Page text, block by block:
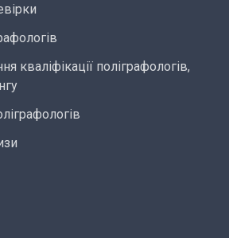
кваліфікації поліграфологів,